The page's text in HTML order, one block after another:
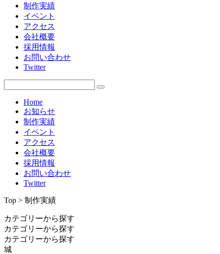
制作実績
イベント
アクセス
会社概要
採用情報
お問い合わせ
Twitter
Home
お知らせ
制作実績
イベント
アクセス
会社概要
採用情報
お問い合わせ
Twitter
Top > 制作実績
カテゴリーから探す
カテゴリーから探す
カテゴリーから探す
城